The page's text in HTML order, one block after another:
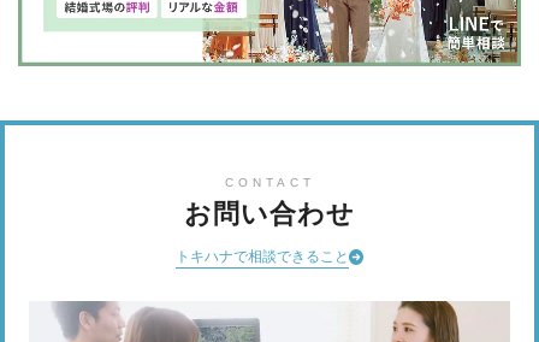
CONTACT
お問い合わせ
トキハナで相談できること